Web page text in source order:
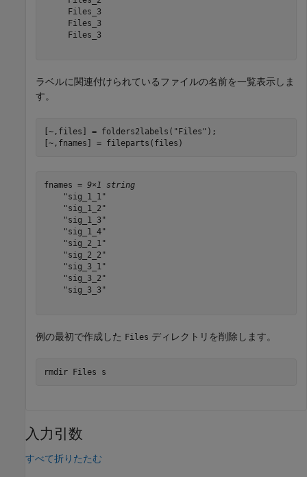
     Files_3
     Files_3
     Files_3
ラベルに関連付けられているファイルの名前を一覧表示しま
す。
[~,files] = folders2labels( "Files" );
[~,fnames] = fileparts(files)
fnames = 9×1 string
    "sig_1_1"
    "sig_1_2"
    "sig_1_3"
    "sig_1_4"
    "sig_2_1"
    "sig_2_2"
    "sig_3_1"
    "sig_3_2"
    "sig_3_3"
例の最初で作成した Files ディレクトリを削除します。
rmdir Files s
入力引数
すべて折りたたむ